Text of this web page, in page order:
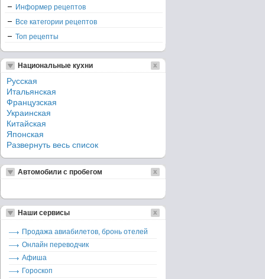
Информер рецептов
Все категории рецептов
Топ рецепты
Национальные кухни
Русская
Итальянская
Французская
Украинская
Китайская
Японская
Развернуть весь список
Автомобили с пробегом
Наши сервисы
Продажа авиабилетов, бронь отелей
Онлайн переводчик
Афиша
Гороскоп